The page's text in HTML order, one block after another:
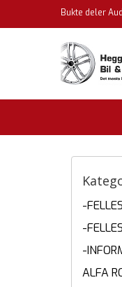
Bukte deler
-
-
-
ALFA